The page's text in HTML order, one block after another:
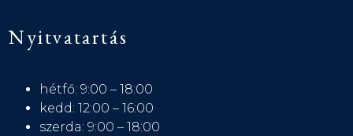
Nyitvatartás
hétfő: 9:00 – 18:00
kedd: 12:00 – 16:00
szerda: 9:00 – 18:00